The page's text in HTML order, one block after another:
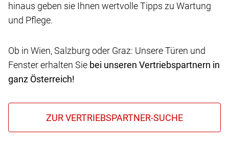
hinaus geben sie Ihnen wertvolle Tipps zu Wartung
und Pflege.
Ob in Wien, Salzburg oder Graz: Unsere Türen und
Fenster erhalten Sie bei unseren Vertriebspartnern in
ganz Österreich!